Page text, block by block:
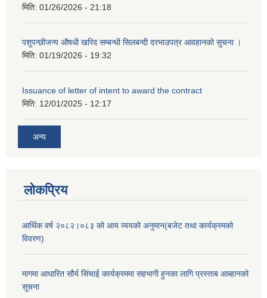
मिति: 01/26/2026 - 21:18
पशुपन्छीजन्य औषधी खरिद सम्बन्धी सिलबन्दी दरभाउपत्र आवहानको सुचना ।
मिति: 01/19/2026 - 19:32
Issuance of letter of intent to award the contract
मिति: 12/01/2025 - 12:17
अन्य
लोकप्रिय
आर्थिक वर्ष २०८२।०८३ को आय व्ययको अनुमान(बजेट तथा कार्यक्रमको
विवरण)
मागमा आधारित सौर्य सिंचाई कार्यक्रममा सहभागी हुनका लागि प्रस्ताब आब्हानको
सूचना